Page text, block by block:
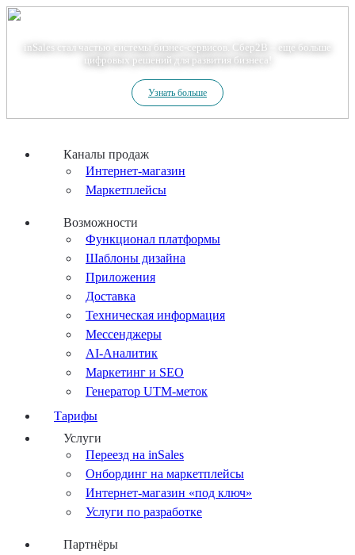
inSales стал частью системы бизнес-сервисов. Сбер2В – еще больше
цифровых решений для развития бизнеса!
Узнать больше
Каналы продаж
Интернет-магазин
Маркетплейсы
Возможности
Функционал платформы
Шаблоны дизайна
Приложения
Доставка
Техническая информация
Мессенджеры
AI-Аналитик
Маркетинг и SEO
Генератор UTM-меток
Тарифы
Услуги
Переезд на inSales
Онбординг на маркетплейсы
Интернет-магазин «под ключ»
Услуги по разработке
Партнёры